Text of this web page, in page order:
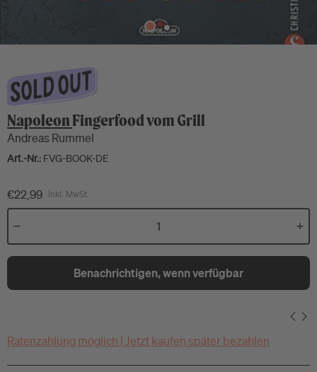
Napoleon Fingerfood vom Grill
Andreas Rummel
Art.-Nr.: FVG-BOOK-DE
€22,99 Inkl. MwSt.
Benachrichtigen, wenn verfügbar
Ratenzahlung möglich | Jetzt kaufen später bezahlen